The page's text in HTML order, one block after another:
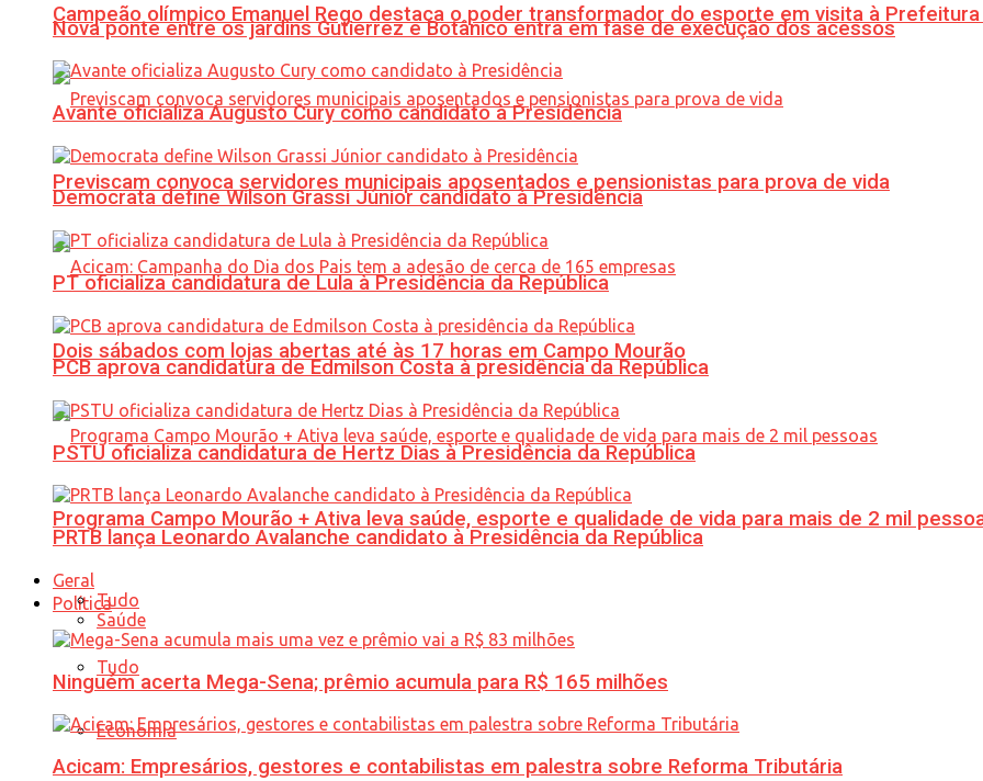
Campeão olímpico Emanuel Rego destaca o poder transformador do esporte em visita à
Previscam convoca servidores municipais aposentados e pensionistas para prova de vida
Dois sábados com lojas abertas até às 17 horas em Campo Mourão
Programa Campo Mourão + Ativa leva saúde, esporte e qualidade de vida para mais de 2 mil
Política
Tudo
Economia
Nova ponte entre os jardins Gutierrez e Botânico entra em fase de execução dos acessos
Avante oficializa Augusto Cury como candidato à Presidência
Democrata define Wilson Grassi Júnior candidato à Presidência
PT oficializa candidatura de Lula à Presidência da República
PCB aprova candidatura de Edmilson Costa à presidência da República
PSTU oficializa candidatura de Hertz Dias à Presidência da República
PRTB lança Leonardo Avalanche candidato à Presidência da República
Geral
Tudo
Saúde
Ninguém acerta Mega-Sena; prêmio acumula para R$ 165 milhões
Acicam: Empresários, gestores e contabilistas em palestra sobre Reforma Tributária